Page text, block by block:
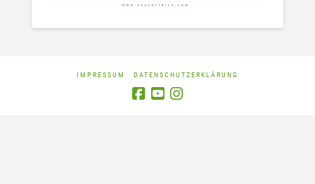
IMPRESSUM DATENSCHUTZERKLÄRUNG